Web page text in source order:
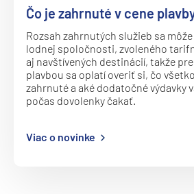
Azura
Britannia
Iona
Ventura
Paul Gauguin Cruises
Čo je zahrnuté v cene
Rozsah zahrnutých služieb sa
lodnej spoločnosti, zvoleného
aj navštívených destinácií, takže
plavbou sa oplatí overiť si, čo
zahrnuté a aké dodatočné výdavky
počas dovolenky čakať.
Viac o novinke